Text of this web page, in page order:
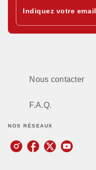
Indiquez votre email
Nous contacter
F.A.Q.
NOS RÉSEAUX